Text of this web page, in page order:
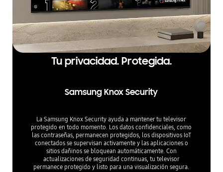
Tu privacidad. Protegida.
Samsung Knox Security
La Samsung Knox Security ayuda a mantener tu televisor
protegido en todo momento. Los datos confidenciales, como
las contraseñas, permanecen protegidos, los dispositivos IoT
conectados se supervisan activamente y las aplicaciones o
sitios dañinos se bloquean automáticamente. Con
actualizaciones de seguridad continuas, tu televisor
permanece protegido y listo para una visualización segura.